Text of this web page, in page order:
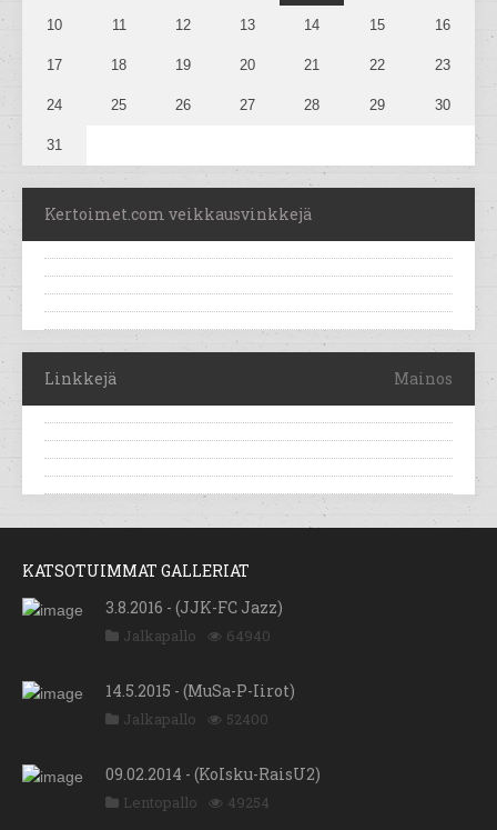
10 11 12 13 14 15 16
17 18 19 20 21 22 23
24 25 26 27 28 29 30
31
Kertoimet.com veikkausvinkkejä
Linkkejä Mainos
KATSOTUIMMAT GALLERIAT
3.8.2016 - (JJK-FC Jazz)
Jalkapallo 64940
14.5.2015 - (MuSa-P-Iirot)
Jalkapallo 52400
09.02.2014 - (KoIsku-RaisU2)
Lentopallo 49254